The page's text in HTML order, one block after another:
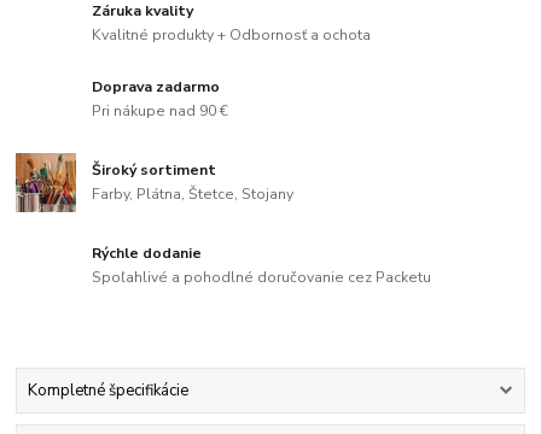
Záruka kvality
Kvalitné produkty + Odbornosť a ochota
Doprava zadarmo
Pri nákupe nad 90 €
Široký sortiment
Farby, Plátna, Štetce, Stojany
Rýchle dodanie
Spoľahlivé a pohodlné doručovanie cez Packetu
Kompletné špecifikácie